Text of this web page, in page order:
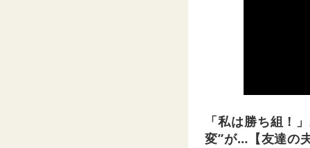
「私は勝ち組！
変”が…【友達の